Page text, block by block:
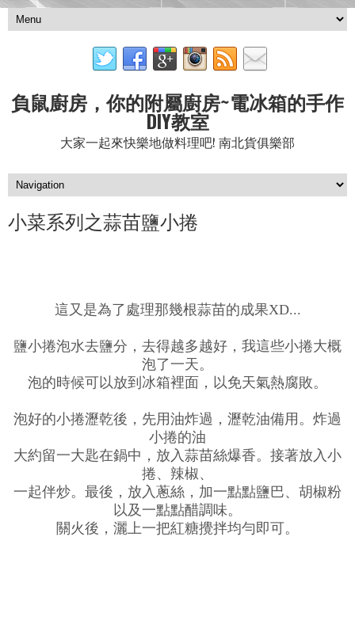
負鼠廚房，你的附屬廚房~電冰箱的手作
DIY教室
大家一起來快樂地做料理吧! 南北貨俱樂部
小菜系列之蒜苗鹽小捲
這又是為了處理那幾根蒜苗的成果XD...
鹽小捲泡水去鹽分，去得越多越好，我這些小捲大概
泡了一天。
泡的時候可以放到冰箱裡面，以免天氣熱腐敗。
泡好的小捲瀝乾後，先用油炸過，瀝乾油備用。炸過
小捲的油
大約留一大匙在鍋中，放入蒜苗絲爆香。接著放入小
捲、辣椒、
一起伴炒。最後，放入蔥絲，加一點點鹽巴、胡椒粉
以及一點點醋調味。
關火後，灑上一把紅糖攪拌均勻即可。